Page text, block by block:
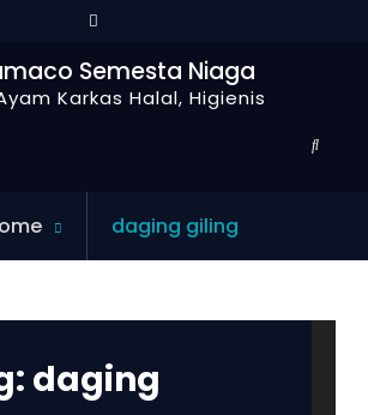
Semesta Niaga
Karkas Halal, Higienis
Search
Posts
tagged
daging giling
daging